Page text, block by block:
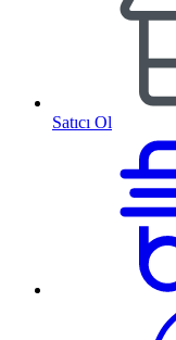
Satıcı Ol